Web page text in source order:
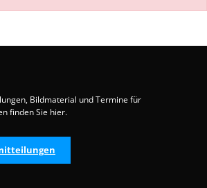
Bildmaterial und Termine für
finden Sie hier.